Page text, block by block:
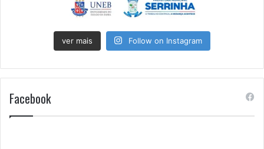
ver mais Follow on Instagram
Facebook